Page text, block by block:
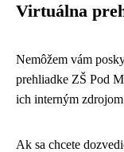
Virtuálna
Nemôžem vám
prehliadke ZŠ Pod
ich interným
Ak sa chcete